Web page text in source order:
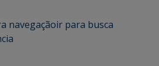
navegaçãoir para busca